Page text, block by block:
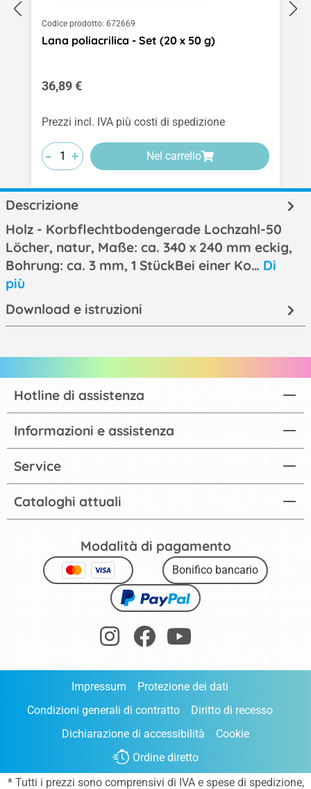
Codice prodotto: 672669
Lana poliacrilica - Set (20 x 50 g)
Prezzo normale:
36,89 €
Prezzi incl. IVA più costi di spedizione
-
-
- +
+
+ Nel carrello
Descrizione
Holz - Korbflechtbodengerade Lochzahl-50
Löcher, natur, Maße: ca. 340 x 240 mm eckig,
Bohrung: ca. 3 mm, 1 StückBei einer Ko… Di
più
Download e istruzioni
Cataloghi attuali
Hotline di assistenza
Informazioni e assistenza
Service
Modalità di pagamento
Bonifico bancario
Impressum
Protezione dei dati
Condizioni generali di contratto
Diritto di recesso
Dichiarazione di accessibilità
Cookie
Ordine diretto
* Tutti i prezzi sono comprensivi di IVA e spese di spedizione,